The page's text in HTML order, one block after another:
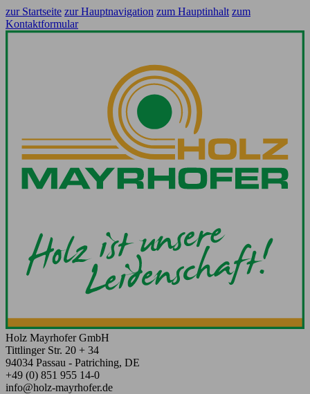
zur Startseite zur Hauptnavigation zum Hauptinhalt zum
Kontaktformular
Holz Mayrhofer GmbH
Tittlinger Str. 20 + 34
94034 Passau - Patriching, DE
+49 (0) 851 955 14-0
info@holz-mayrhofer.de